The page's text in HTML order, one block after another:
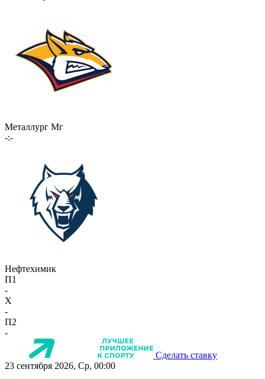
Металлург Мг
-:-
Нефтехимик
П1
-
X
-
П2
-
Сделать ставку
23 сентября 2026, Ср, 00:00